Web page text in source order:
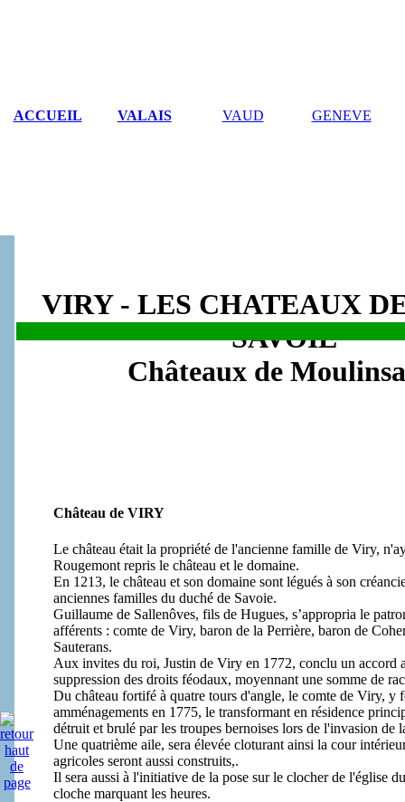
VIRY - LES CHATEAUX
SAVOIE
Châteaux de
ACCUEIL VALAIS VAUD GENEVE
Château de VIRY
Le château était la propriété de l'ancienne famille de Viry,
Rougemont repris le château et le domaine.
En 1213, le château et son domaine sont légués à son
anciennes familles du duché de Savoie.
Guillaume de Sallenôves, fils de Hugues, s’appropria le
afférents : comte de Viry, baron de la Perrière, baron de
Sauterans.
Aux invites du roi, Justin de Viry en 1772, conclu un accord
suppression des droits féodaux, moyennant une somme de
Du château fortifé à quatre tours d'angle, le comte de Viry, y
amménagements en 1775, le transformant en résidence
détruit et brulé par les troupes bernoises lors de l'invasion de
Une quatrième aile, sera élevée cloturant ainsi la cour
agricoles seront aussi construits,.
Il sera aussi à l'initiative de la pose sur le clocher de l'église
cloche marquant les heures.